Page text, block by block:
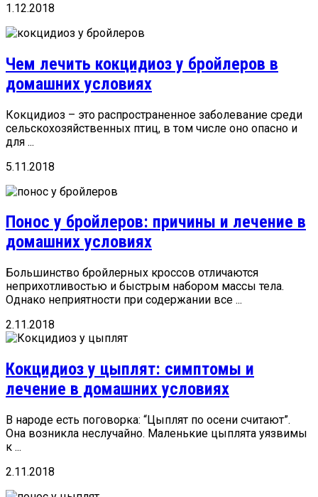
1.12.2018
Чем лечить кокцидиоз у бройлеров в
домашних условиях
Кокцидиоз – это распространенное заболевание среди
сельскохозяйственных птиц, в том числе оно опасно и
для ...
5.11.2018
Понос у бройлеров: причины и лечение в
домашних условиях
Большинство бройлерных кроссов отличаются
неприхотливостью и быстрым набором массы тела.
Однако неприятности при содержании все ...
2.11.2018
Кокцидиоз у цыплят: симптомы и
лечение в домашних условиях
В народе есть поговорка: “Цыплят по осени считают”.
Она возникла неслучайно. Маленькие цыплята уязвимы
к ...
2.11.2018